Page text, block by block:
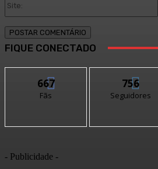
FIQUE CONECTADO
667
Fãs
756
Seguidores
- Publicidade -